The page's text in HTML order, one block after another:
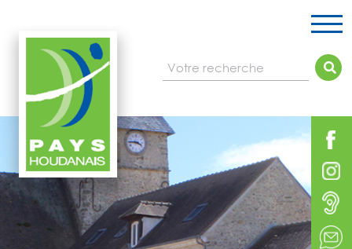
Votre recherche